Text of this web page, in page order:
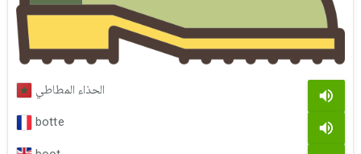
الحذاء المطاطي
botte